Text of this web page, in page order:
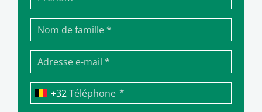
Téléphone *